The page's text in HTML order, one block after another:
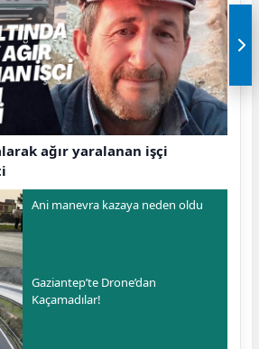
ağır yaralanan işçi
Ani manevra kazaya neden oldu
Gaziantep’te Drone’dan
Kaçamadılar!